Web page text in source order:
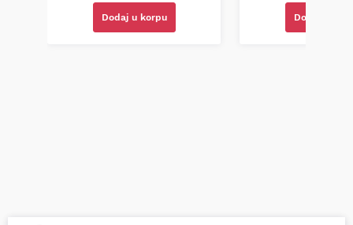
Dodaj u korpu Dodaj u